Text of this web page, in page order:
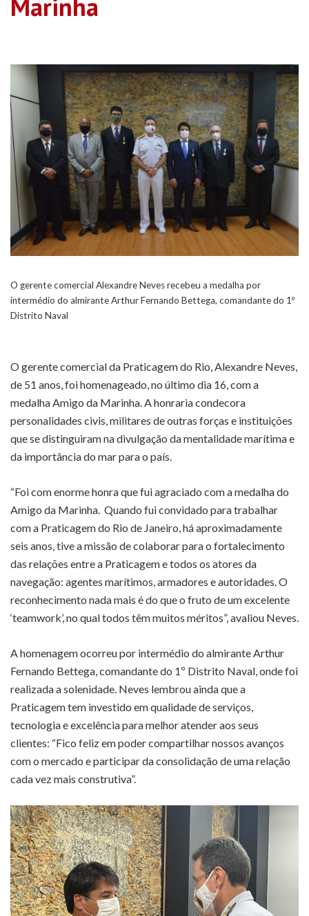
Marinha
O gerente comercial Alexandre Neves recebeu a medalha por
intermédio do almirante Arthur Fernando Bettega, comandante do 1º
Distrito Naval
O gerente comercial da Praticagem do Rio, Alexandre Neves,
de 51 anos, foi homenageado, no último dia 16, com a
medalha Amigo da Marinha. A honraria condecora
personalidades civis, militares de outras forças e instituições
que se distinguiram na divulgação da mentalidade marítima e
da importância do mar para o país.
“Foi com enorme honra que fui agraciado com a medalha do
Amigo da Marinha. Quando fui convidado para trabalhar
com a Praticagem do Rio de Janeiro, há aproximadamente
seis anos, tive a missão de colaborar para o fortalecimento
das relações entre a Praticagem e todos os atores da
navegação: agentes marítimos, armadores e autoridades. O
reconhecimento nada mais é do que o fruto de um excelente
‘teamwork’, no qual todos têm muitos méritos”, avaliou Neves.
A homenagem ocorreu por intermédio do almirante Arthur
Fernando Bettega, comandante do 1º Distrito Naval, onde foi
realizada a solenidade. Neves lembrou ainda que a
Praticagem tem investido em qualidade de serviços,
tecnologia e excelência para melhor atender aos seus
clientes: “Fico feliz em poder compartilhar nossos avanços
com o mercado e participar da consolidação de uma relação
cada vez mais construtiva”.